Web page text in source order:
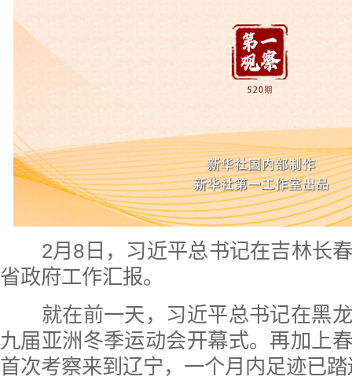
2月8日，习近平总书记在吉林长春
省政府工作汇报。
就在前一天，习近平总书记在黑龙
九届亚洲冬季运动会开幕式。再加上
首次考察来到辽宁，一个月内足迹已